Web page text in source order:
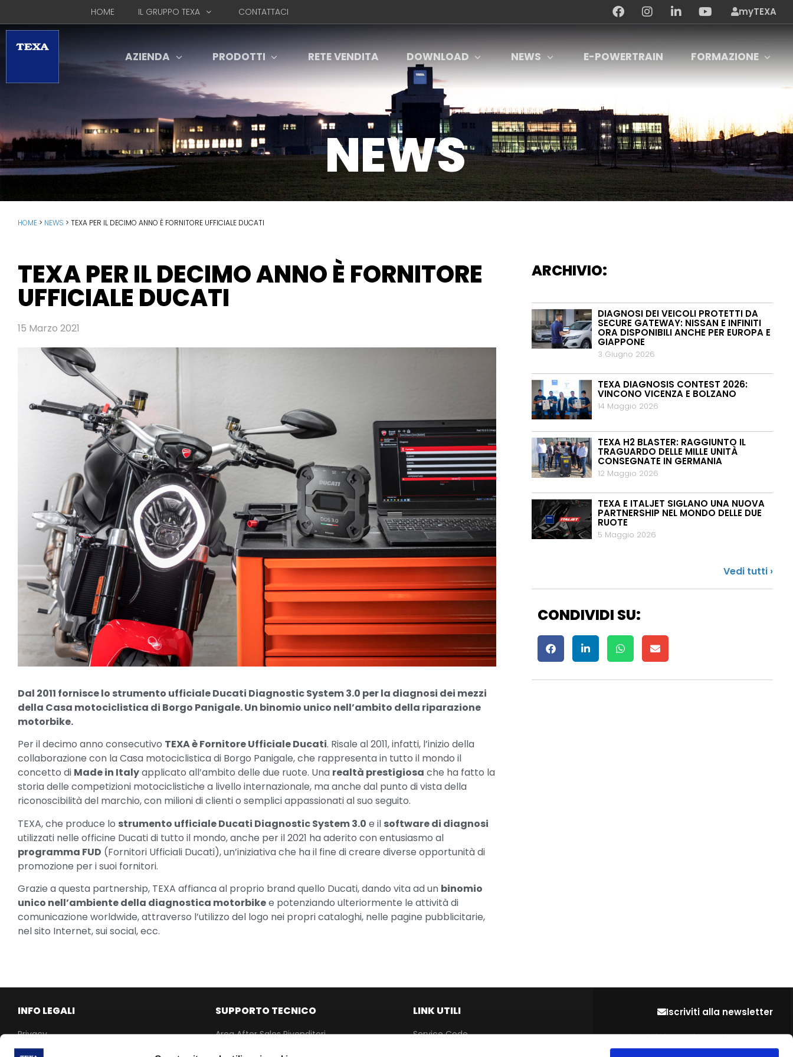
HOME IL GRUPPO TEXA CONTATTACI myTEXA
AZIENDA PRODOTTI RETE VENDITA DOWNLOAD NEWS E-POWERTRAIN FORMAZIONE
NEWS
HOME > NEWS > TEXA PER IL DECIMO ANNO È FORNITORE UFFICIALE DUCATI
TEXA PER IL DECIMO ANNO È FORNITORE
UFFICIALE DUCATI
15 Marzo 2021
Dal 2011 fornisce lo strumento ufficiale Ducati Diagnostic System 3.0 per la diagnosi dei mezzi
della Casa motociclistica di Borgo Panigale. Un binomio unico nell’ambito della riparazione
motorbike.
Per il decimo anno consecutivo TEXA è Fornitore Ufficiale Ducati. Risale al 2011, infatti, l’inizio della
collaborazione con la Casa motociclistica di Borgo Panigale, che rappresenta in tutto il mondo il
concetto di Made in Italyapplicato all’ambito delle due ruote. Una realtà prestigiosa che ha fatto la
storia delle competizioni motociclistiche a livello internazionale, ma anche dal punto di vista della
riconoscibilità del marchio, con milioni di clienti o semplici appassionati al suo seguito.
TEXA, che produce lo strumento ufficiale Ducati Diagnostic System 3.0 e il software di diagnosi
utilizzati nelle officine Ducati di tutto il mondo, anche per il 2021 ha aderito con entusiasmo al
programma FUD (Fornitori Ufficiali Ducati), un’iniziativa che ha il fine di creare diverse opportunità di
promozione per i suoi fornitori.
Grazie a questa partnership, TEXA affianca al proprio brand quello Ducati, dando vita ad un binomio
unico nell’ambiente della diagnostica motorbikee potenziando ulteriormente le attività di
comunicazione worldwide, attraverso l’utilizzo del logo nei propri cataloghi, nelle pagine pubblicitarie,
nel sito Internet, sui social, ecc.
ARCHIVIO:
DIAGNOSI DEI VEICOLI PROTETTI DA
SECURE GATEWAY: NISSAN E INFINITI
ORA DISPONIBILI ANCHE PER EUROPA E
GIAPPONE
3 Giugno 2026
TEXA DIAGNOSIS CONTEST 2026:
VINCONO VICENZA E BOLZANO
14 Maggio 2026
TEXA H2 BLASTER: RAGGIUNTO IL
TRAGUARDO DELLE MILLE UNITÀ
CONSEGNATE IN GERMANIA
12 Maggio 2026
TEXA E ITALJET SIGLANO UNA NUOVA
PARTNERSHIP NEL MONDO DELLE DUE
RUOTE
5 Maggio 2026
Vedi tutti ›
CONDIVIDI SU:
INFO LEGALI
Privacy
Cookie Policy
SUPPORTO TECNICO
Area After Sales Rivenditori
MyRepair
LINK UTILI
Service Code
Iscriviti alla newsletter
Lascia la tua mail per restare sempre
aggiornato sulle ultime novità del settore